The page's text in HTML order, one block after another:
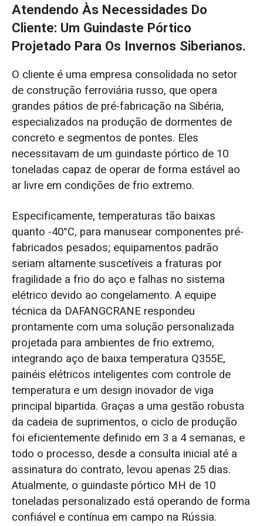
4. Embalagem segura para transporte
transfronteiriço: garantindo a entrega segura
por guindaste.
Guindaste pórtico verde entregue com
sucesso na Sibéria.
Atendendo Às Necessidades Do
Cliente: Um Guindaste Pórtico
Projetado Para Os Invernos Siberianos.
O cliente é uma empresa consolidada no setor
de construção ferroviária russo, que opera
grandes pátios de pré-fabricação na Sibéria,
especializados na produção de dormentes de
concreto e segmentos de pontes. Eles
necessitavam de um guindaste pórtico de 10
toneladas capaz de operar de forma estável ao
ar livre em condições de frio extremo.
Especificamente, temperaturas tão baixas
quanto -40°C, para manusear componentes pré-
fabricados pesados; equipamentos padrão
seriam altamente suscetíveis a fraturas por
fragilidade a frio do aço e falhas no sistema
elétrico devido ao congelamento. A equipe
técnica da DAFANGCRANE respondeu
prontamente com uma solução personalizada
projetada para ambientes de frio extremo,
integrando aço de baixa temperatura Q355E,
painéis elétricos inteligentes com controle de
temperatura e um design inovador de viga
principal bipartida. Graças a uma gestão robusta
da cadeia de suprimentos, o ciclo de produção
foi eficientemente definido em 3 a 4 semanas, e
todo o processo, desde a consulta inicial até a
assinatura do contrato, levou apenas 25 dias.
Atualmente, o guindaste pórtico MH de 10
toneladas personalizado está operando de forma
confiável e contínua em campo na Rússia.